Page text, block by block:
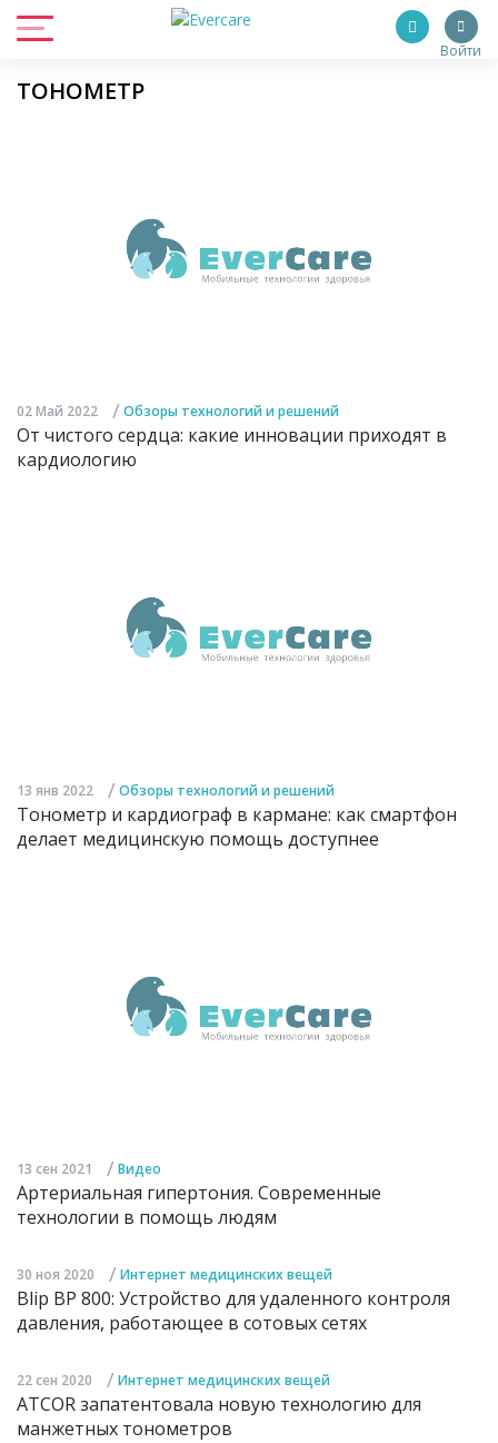
Войти
ТОНОМЕТР
02 Май 2022 / Обзоры технологий и решений
От чистого сердца: какие инновации приходят в
кардиологию
13 янв 2022 / Обзоры технологий и решений
Тонометр и кардиограф в кармане: как смартфон
делает медицинскую помощь доступнее
13 сен 2021 / Видео
Артериальная гипертония. Современные
технологии в помощь людям
30 ноя 2020 / Интернет медицинских вещей
Blip BP 800: Устройство для удаленного контроля
давления, работающее в сотовых сетях
22 сен 2020 / Интернет медицинских вещей
ATCOR запатентовала новую технологию для
манжетных тонометров